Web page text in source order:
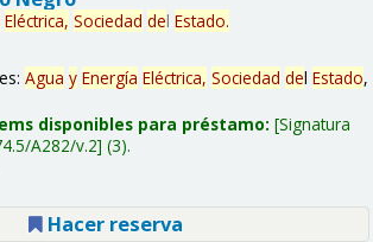
Eléctrica, Sociedad del Estado.
Agua y Energía Eléctrica, Sociedad del Estado,
disponibles para préstamo: Signatura
A282/v.2 (3).
Hacer reserva